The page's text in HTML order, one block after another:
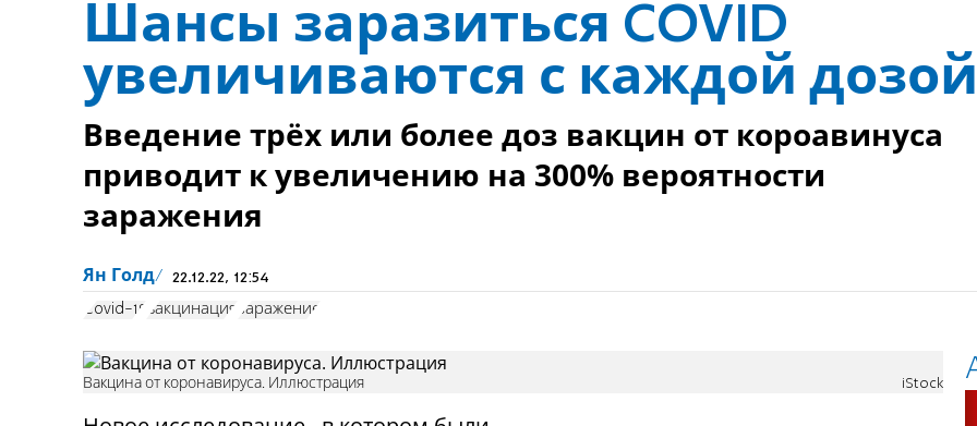
Шансы заразиться COVID
увеличиваются с каждой дозой
Введение трёх или более доз вакцин от короавинуса
приводит к увеличению на 300% вероятности
заражения
Ян Голд 22.12.22, 12:54
Covid-19 вакцинация заражение
Вакцина от коронавируса. Иллюстрация iStock